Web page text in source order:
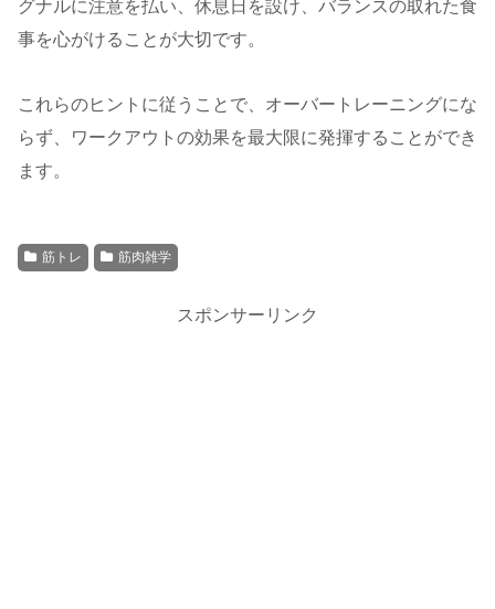
グナルに注意を払い、休息日を設け、バランスの取れた食
事を心がけることが大切です。
これらのヒントに従うことで、オーバートレーニングにな
らず、ワークアウトの効果を最大限に発揮することができ
ます。
筋トレ 筋肉雑学
スポンサーリンク